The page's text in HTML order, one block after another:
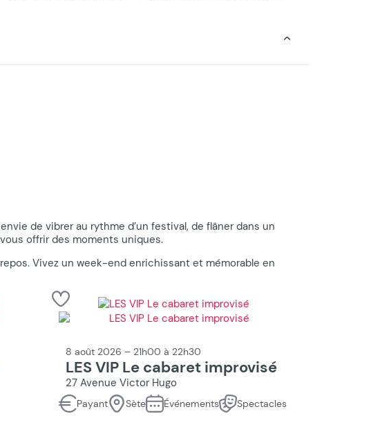
de vibrer au rythme d’un festival, de flâner dans un
offrir des moments uniques.
Vivez un week-end enrichissant et mémorable en
8 août 2026 – 21h00 à 22h30
LES VIP Le cabaret improvisé
27 Avenue Victor Hugo
Payant Sète Événements Spectacles